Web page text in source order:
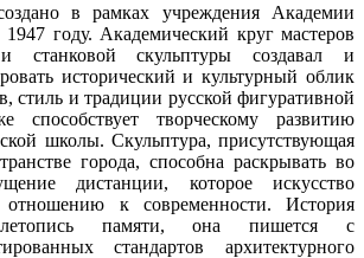
в рамках учреждения Академии
году. Академический круг мастеров
станковой скульптуры создавал и
исторический и культурный облик
стиль и традиции русской фигуративной
способствует творческому развитию
школы. Скульптура, присутствующая
города, способна раскрывать во
дистанции, которое искусство
отношению к современности. История
памяти, она пишется с
стандартов архитектурного